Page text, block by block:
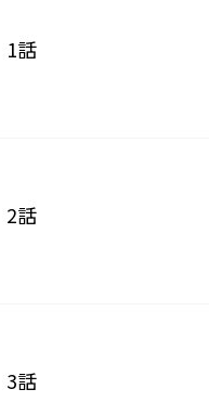
1話
2話
3話